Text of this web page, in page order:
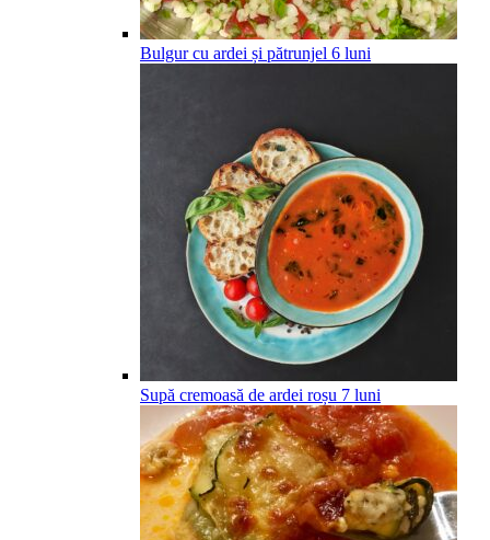
Bulgur cu ardei și pătrunjel 6 luni
Supă cremoasă de ardei roșu 7 luni